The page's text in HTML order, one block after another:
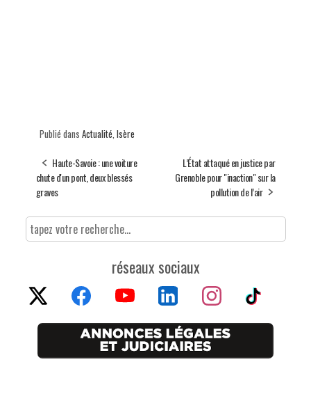
Publié dans Actualité, Isère
Haute-Savoie : une voiture
chute d'un pont, deux blessés
graves
L’État attaqué en justice par
Grenoble pour "inaction" sur la
pollution de l’air
réseaux sociaux